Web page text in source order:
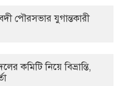
পৌরসভার যুগান্তকারী
কমিটি নিয়ে বিভ্রান্তি,